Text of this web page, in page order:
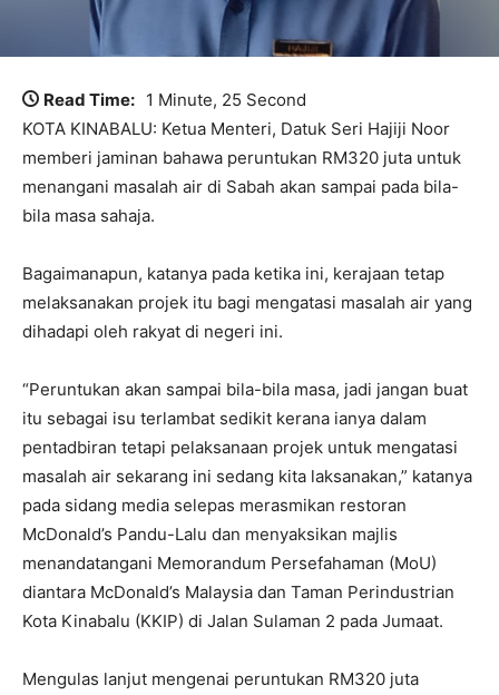
Read Time: 1 Minute, 25 Second
KOTA KINABALU: Ketua Menteri, Datuk Seri Hajiji Noor
memberi jaminan bahawa peruntukan RM320 juta untuk
menangani masalah air di Sabah akan sampai pada bila-
bila masa sahaja.
Bagaimanapun, katanya pada ketika ini, kerajaan tetap
melaksanakan projek itu bagi mengatasi masalah air yang
dihadapi oleh rakyat di negeri ini.
“Peruntukan akan sampai bila-bila masa, jadi jangan buat
itu sebagai isu terlambat sedikit kerana ianya dalam
pentadbiran tetapi pelaksanaan projek untuk mengatasi
masalah air sekarang ini sedang kita laksanakan,” katanya
pada sidang media selepas merasmikan restoran
McDonald’s Pandu-Lalu dan menyaksikan majlis
menandatangani Memorandum Persefahaman (MoU)
diantara McDonald’s Malaysia dan Taman Perindustrian
Kota Kinabalu (KKIP) di Jalan Sulaman 2 pada Jumaat.
Mengulas lanjut mengenai peruntukan RM320 juta